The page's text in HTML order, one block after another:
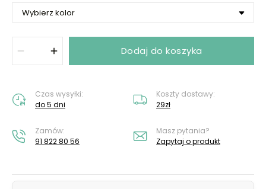
Dodaj do koszyka
Czas wysyłki:
do 5 dni
Koszty dostawy:
29zł
Zamów:
91 822 80 56
Masz pytania?
Zapytaj o produkt